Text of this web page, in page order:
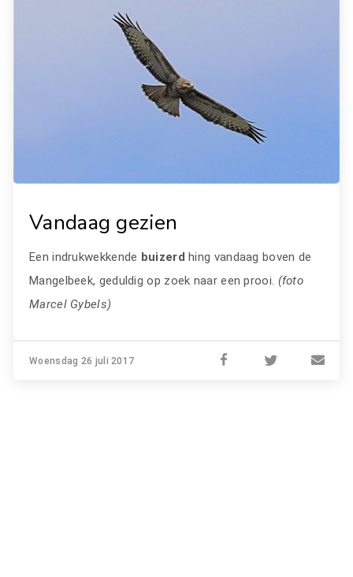
Vandaag gezien
Een indrukwekkende buizerdhing vandaag boven de
Mangelbeek, geduldig op zoek naar een prooi. (foto
Marcel Gybels)
Woensdag 26 juli 2017